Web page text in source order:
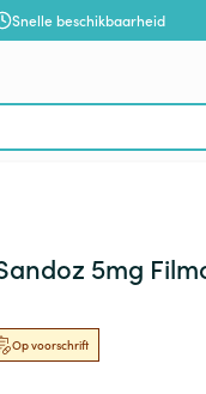
Snelle beschikbaarheid
5mg
Op voorschrift